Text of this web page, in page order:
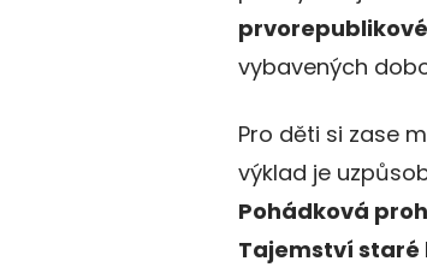
vybavených
Pro děti si zase
výklad je
Pohádková
Tajemství staré